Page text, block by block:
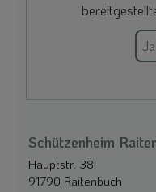
Ja
Schützenheim
Hauptstr. 38
91790 Raitenbuch